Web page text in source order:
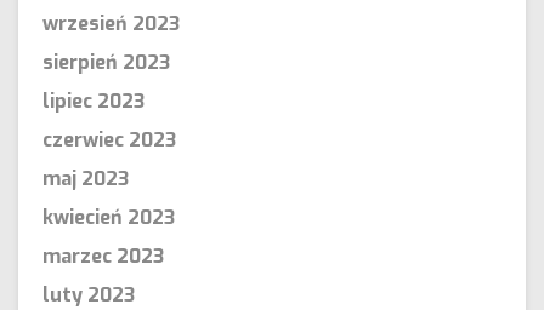
wrzesień 2023
sierpień 2023
lipiec 2023
czerwiec 2023
maj 2023
kwiecień 2023
marzec 2023
luty 2023